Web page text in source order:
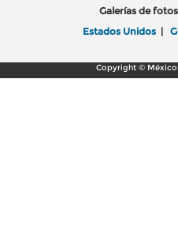
Galerías de
Estados Unidos |
Copyright ©